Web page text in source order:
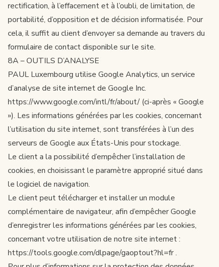
rectification, à l’effacement et à l’oubli, de limitation, de
portabilité, d’opposition et de décision informatisée. Pour
cela, il suffit au client d’envoyer sa demande au travers du
formulaire de contactdisponible sur le site.
8A – OUTILS D’ANALYSE
PAUL Luxembourg utilise Google Analytics, un service
d’analyse de site internet de Google Inc.
https://www.google.com/intl/fr/about/ (ci-après « Google
»). Les informations générées par les cookies, concernant
l’utilisation du site internet, sont transférées à l’un des
serveurs de Google aux États-Unis pour stockage.
Le client a la possibilité d’empêcher l’installation de
cookies, en choisissant le paramètre approprié situé dans
le logiciel de navigation.
Le client peut télécharger et installer un module
complémentaire de navigateur, afin d’empêcher Google
d’enregistrer les informations générées par les cookies,
concernant votre utilisation de notre site internet :
https://tools.google.com/dlpage/gaoptout?hl=fr.